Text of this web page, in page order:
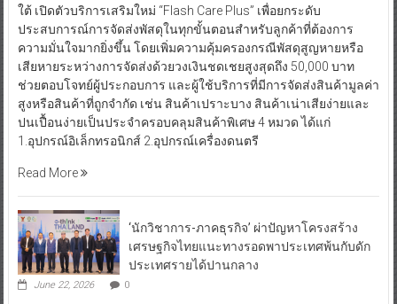
ใต้ เปิดตัวบริการเสริมใหม่ “Flash Care Plus” เพื่อยกระดับ
ประสบการณ์การจัดส่งพัสดุในทุกขั้นตอนสำหรับลูกค้าที่ต้องการ
ความมั่นใจมากยิ่งขึ้น โดยเพิ่มความคุ้มครองกรณีพัสดุสูญหายหรือ
เสียหายระหว่างการจัดส่งด้วยวงเงินชดเชยสูงสุดถึง 50,000 บาท
ช่วยตอบโจทย์ผู้ประกอบการ และผู้ใช้บริการที่มีการจัดส่งสินค้ามูลค่า
สูงหรือสินค้าที่ถูกจำกัด เช่น สินค้าเปราะบาง สินค้าเน่าเสียง่ายและ
ปนเปื้อนง่ายเป็นประจำครอบคลุมสินค้าพิเศษ 4 หมวด ได้แก่
1.อุปกรณ์อิเล็กทรอนิกส์ 2.อุปกรณ์เครื่องดนตรี
Read More
‘นักวิชาการ-ภาคธุรกิจ’ ผ่าปัญหาโครงสร้าง
เศรษฐกิจไทยแนะทางรอดพาประเทศพ้นกับดัก
ประเทศรายได้ปานกลาง
June 22, 2026 0